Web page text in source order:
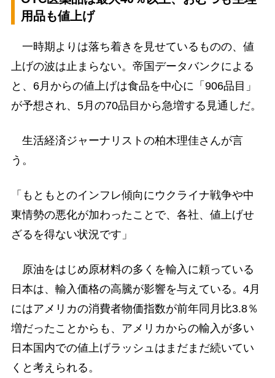
用品も値上げ
一時期よりは落ち着きを見せているものの、値
上げの波は止まらない。帝国データバンクによる
と、6月からの値上げは食品を中心に「906品目」
が予想され、5月の70品目から急増する見通しだ。
生活経済ジャーナリストの柏木理佳さんが言
う。
「もともとのインフレ傾向にウクライナ戦争や中
東情勢の悪化が加わったことで、各社、値上げせ
ざるを得ない状況です」
原油をはじめ原材料の多くを輸入に頼っている
日本は、輸入価格の高騰が影響を与えている。4月
にはアメリカの消費者物価指数が前年同月比3.8％
増だったことからも、アメリカからの輸入が多い
日本国内での値上げラッシュはまだまだ続いてい
くと考えられる。